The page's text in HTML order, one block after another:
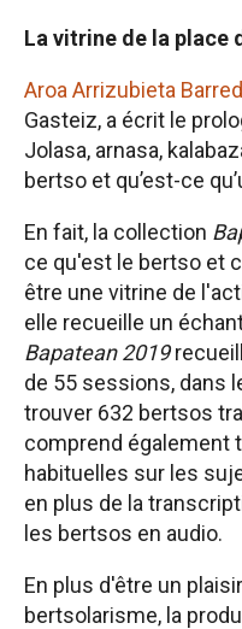
La vitrine de la place
Aroa Arrizubieta
Gasteiz, a écrit le
Jolasa, arnasa,
bertso et qu’est-ce
En fait, la collection
ce qu'est le bertso et
être une vitrine de
elle recueille un
Bapatean 2019
de 55 sessions, dans
trouver 632 bertsos
comprend également
habituelles sur les
en plus de la
les bertsos en audio.
En plus d'être un
bertsolarisme, la